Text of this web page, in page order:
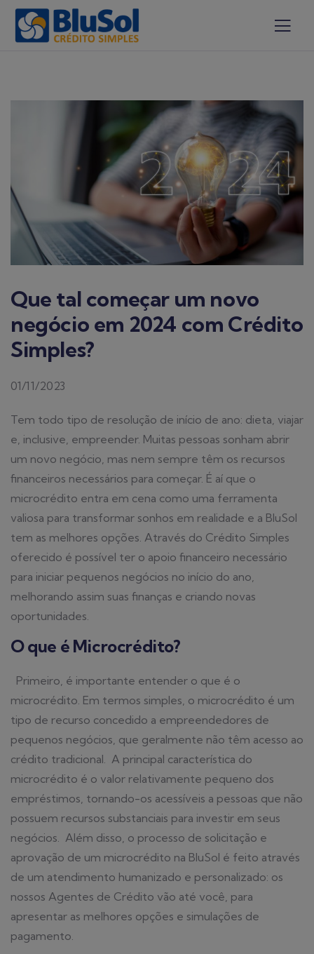
Que tal começar um novo
negócio em 2024 com Crédito
Simples?
01/11/2023
Tem todo tipo de resolução de início de ano: dieta, viajar
e, inclusive, empreender. Muitas pessoas sonham abrir
um novo negócio, mas nem sempre têm os recursos
financeiros necessários para começar. É aí que o
microcrédito entra em cena como uma ferramenta
valiosa para transformar sonhos em realidade e a BluSol
tem as melhores opções. Através do Crédito Simples
oferecido é possível ter o apoio financeiro necessário
para iniciar pequenos negócios no início do ano,
melhorando assim suas finanças e criando novas
oportunidades.
O que é Microcrédito?
Primeiro, é importante entender o que é o
microcrédito. Em termos simples, o microcrédito é um
tipo de recurso concedido a empreendedores de
pequenos negócios, que geralmente não têm acesso ao
crédito tradicional. A principal característica do
microcrédito é o valor relativamente pequeno dos
empréstimos, tornando-os acessíveis a pessoas que não
possuem recursos substanciais para investir em seus
negócios. Além disso, o processo de solicitação e
aprovação de um microcrédito na BluSol é feito através
de um atendimento humanizado e personalizado: os
nossos Agentes de Crédito vão até você, para
apresentar as melhores opções e simulações de
pagamento.